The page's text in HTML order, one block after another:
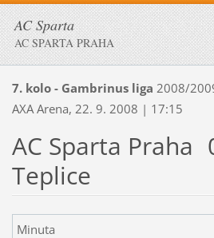
AC Sparta
AC SPARTA PRAHA
7. kolo - Gambrinus liga 2008/
AXA Arena, 22. 9. 2008 | 17:15
AC Sparta Praha
Teplice
Minuta